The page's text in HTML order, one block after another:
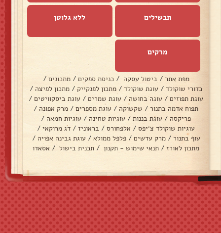
תבשילים ללא גלוטן
מרקים
מפת אתר / ביטול עסקה / כניסת ספקים / מתכונים /
כדורי שוקולד / עוגת שוקולד / מתכון לפנקייק / מתכון לפיצה /
עוגת תפוזים / עוגה בחושה / עוגת שמרים / עוגת ביסקוויטים /
תפוח אדמה בתנור / שקשוקה / עוגת מספרים / מרק אפונה /
פריקסה / עוגת בננות / עוגיות טחינה / עוגיות חמאה /
עוגיות שוקולד צ׳יפס / אלפחורס / בראוניז / דג מרוקאי /
עוף בתנור / מרק עדשים / פלפל ממולא / עוגת גבינה אפויה /
מתכון לאורז / תנאי שימוש - תקנון / תכנית בישול / אסאדו